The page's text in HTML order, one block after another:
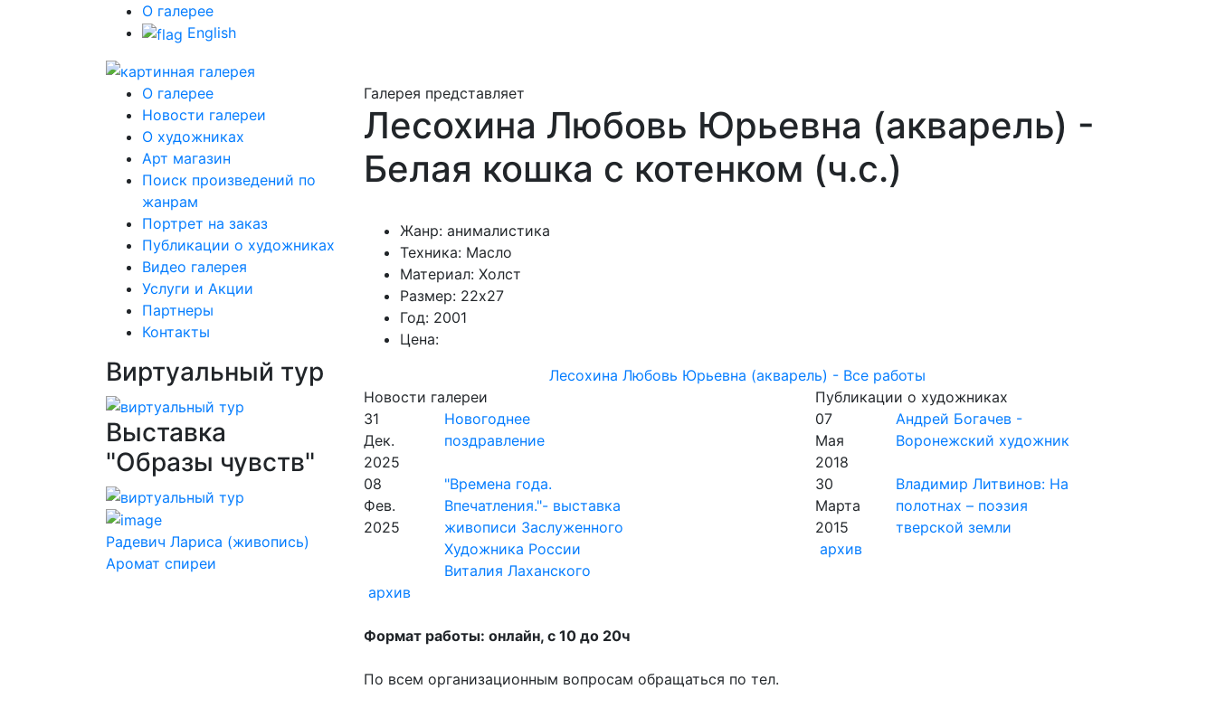
О галерее
English
О галерее
Новости галереи
О художниках
Арт магазин
Поиск произведений по
жанрам
Портрет на заказ
Публикации о художниках
Видео галерея
Услуги и Акции
Партнеры
Контакты
Виртуальный тур
Выставка
"Образы чувств"
Радевич Лариса (живопись)
Аромат спиреи
Галерея представляет
Лесохина Любовь Юрьевна (акварель) -
Белая кошка с котенком (ч.с.)
Жанр: анималистика
Техника: Масло
Материал: Холст
Размер: 22х27
Год: 2001
Цена:
Лесохина Любовь Юрьевна (акварель) - Все работы
Новости галереи
31
Дек.
2025
Новогоднее
поздравление
08
Фев.
2025
"Времена года.
Впечатления."- выставка
живописи Заслуженного
Художника России
Виталия Лаханского
архив
Публикации о художниках
07
Мая
2018
Андрей Богачев -
Воронежский художник
30
Марта
2015
Владимир Литвинов: На
полотнах – поэзия
тверской земли
архив
Формат работы: онлайн, с 10 до 20ч
По всем организационным вопросам обращаться по тел.